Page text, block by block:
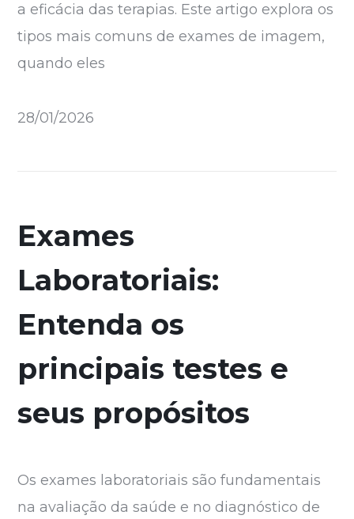
a eficácia das terapias. Este artigo explora os
tipos mais comuns de exames de imagem,
quando eles
28/01/2026
Exames
Laboratoriais:
Entenda os
principais testes e
seus propósitos
Os exames laboratoriais são fundamentais
na avaliação da saúde e no diagnóstico de